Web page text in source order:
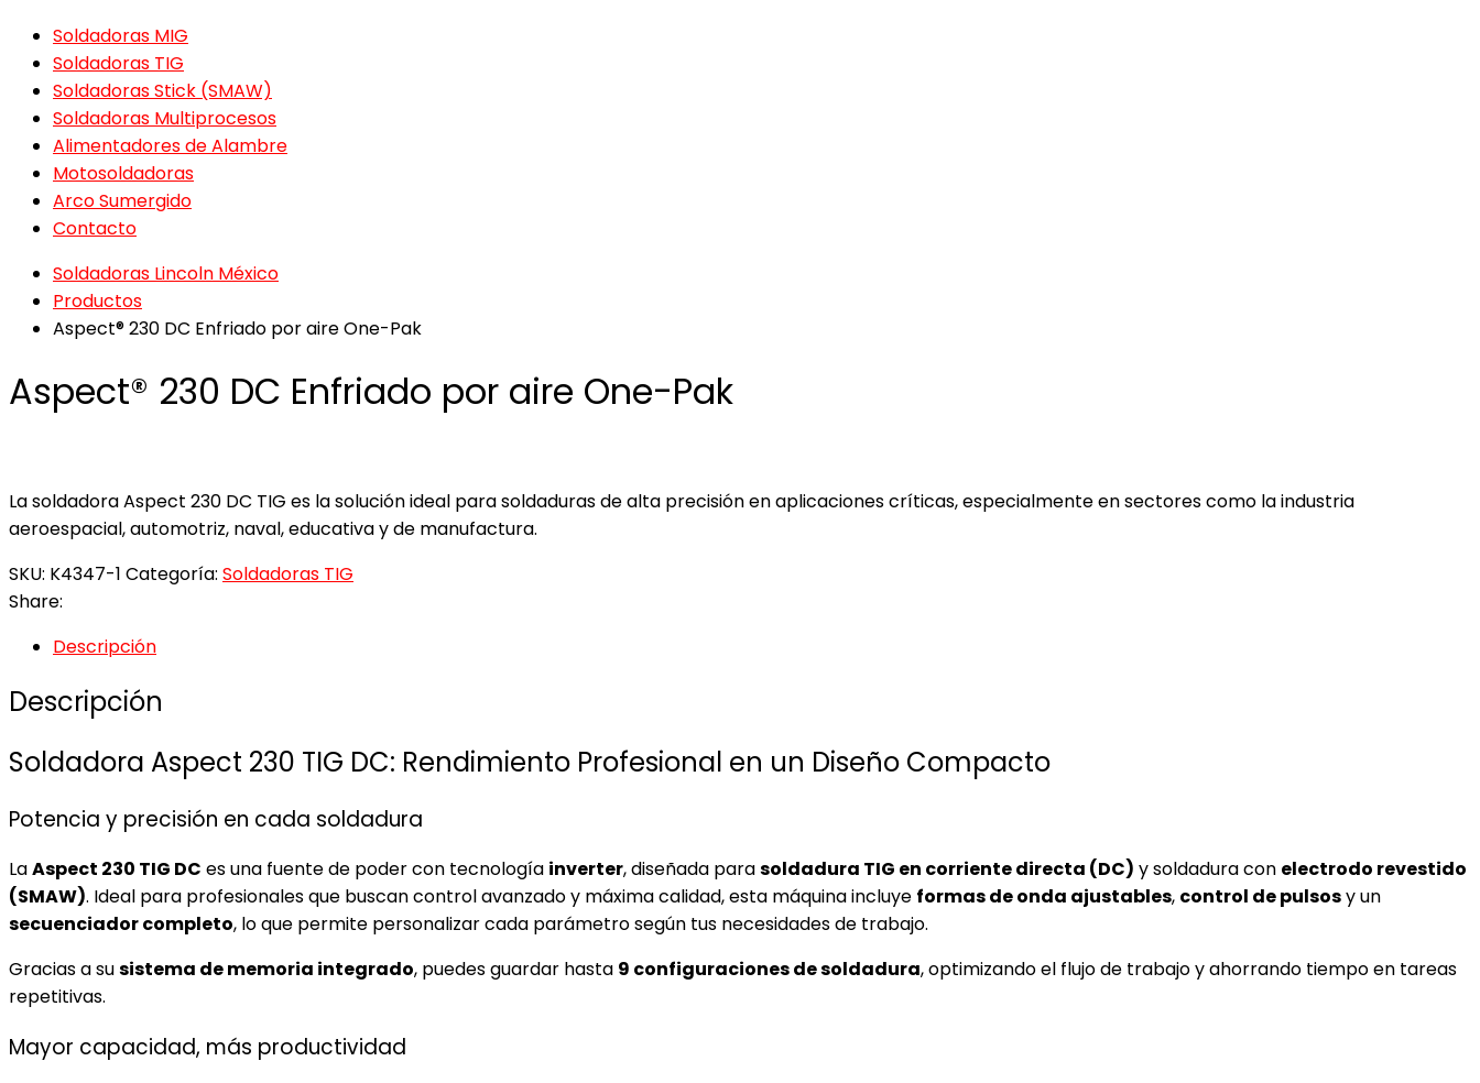
Soldadoras MIG
Soldadoras TIG
Soldadoras Stick (SMAW)
Soldadoras Multiprocesos
Alimentadores de Alambre
Motosoldadoras
Arco Sumergido
Contacto
Soldadoras Lincoln México
Productos
Aspect® 230 DC Enfriado por aire One-Pak
Aspect® 230 DC Enfriado por aire One-Pak
La soldadora Aspect 230 DC TIG es la solución ideal para soldaduras de alta precisión en aplicaciones críticas, especialmente en sectores como la industria
aeroespacial, automotriz, naval, educativa y de manufactura.
SKU: K4347-1 Categoría: Soldadoras TIG
Share:
Descripción
Descripción
Soldadora Aspect 230 TIG DC: Rendimiento Profesional en un Diseño Compacto
Potencia y precisión en cada soldadura
LaAspect 230 TIG DC es una fuente de poder con tecnología inverter, diseñada parasoldadura TIG en corriente directa (DC) y soldadura con electrodo revestido
(SMAW). Ideal para profesionales que buscan control avanzado y máxima calidad, esta máquina incluye formas de onda ajustables, control de pulsosy un
secuenciador completo, lo que permite personalizar cada parámetro según tus necesidades de trabajo.
Gracias a susistema de memoria integrado, puedes guardar hasta 9 configuraciones de soldadura, optimizando el flujo de trabajo y ahorrando tiempo en tareas
repetitivas.
Mayor capacidad, más productividad